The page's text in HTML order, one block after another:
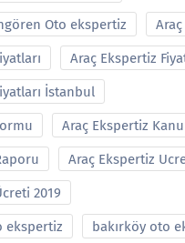
Oto ekspertiz
Araç Ekspertiz
İstanbul
Araç Ekspertiz
Araç Ekspertiz
2019
ekspertiz bakırköy oto